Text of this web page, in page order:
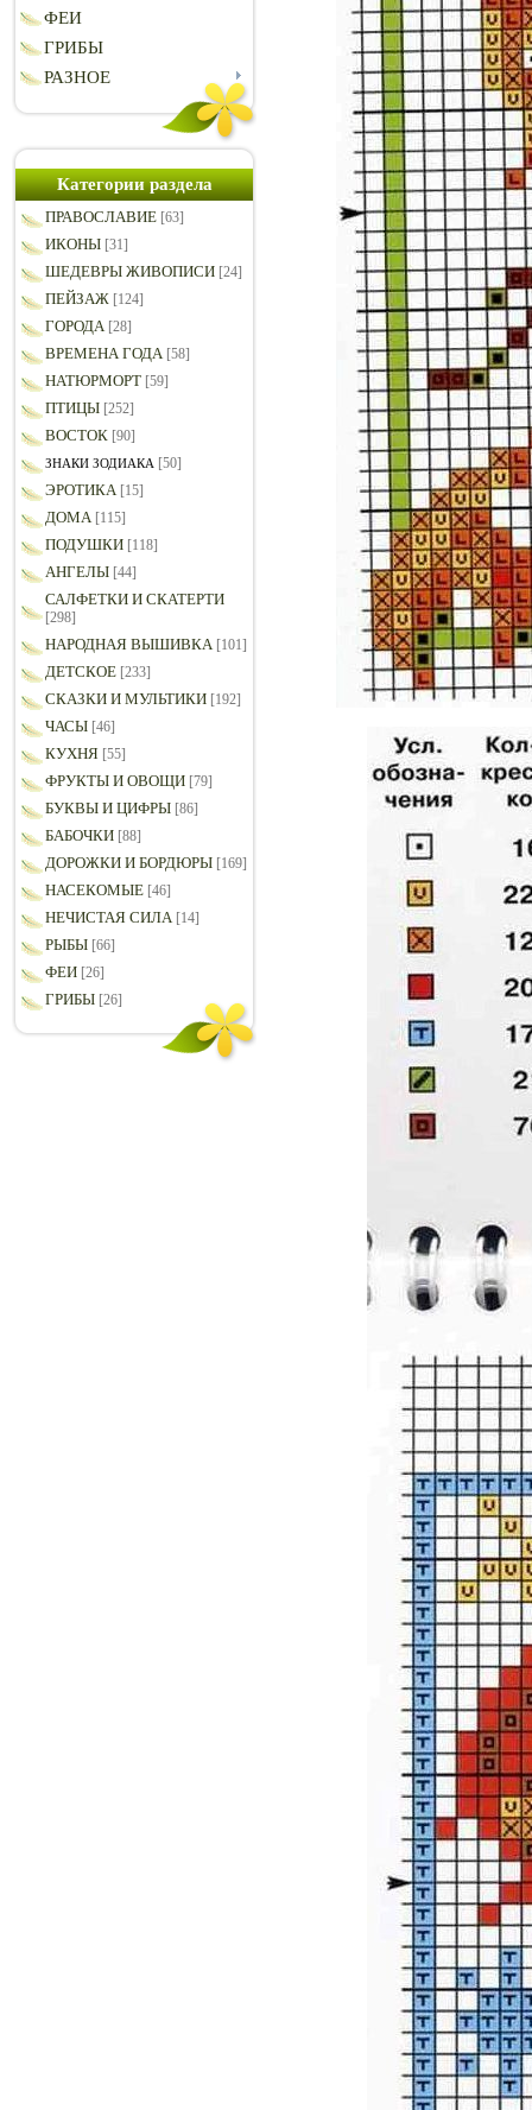
ФЕИ
ГРИБЫ
РАЗНОЕ
Категории раздела
ПРАВОСЛАВИЕ [63]
ИКОНЫ [31]
ШЕДЕВРЫ ЖИВОПИСИ [24]
ПЕЙЗАЖ [124]
ГОРОДА [28]
ВРЕМЕНА ГОДА [58]
НАТЮРМОРТ [59]
ПТИЦЫ [252]
ВОСТОК [90]
ЗНАКИ ЗОДИАКА [50]
ЭРОТИКА [15]
ДОМА [115]
ПОДУШКИ [118]
АНГЕЛЫ [44]
САЛФЕТКИ И СКАТЕРТИ
[298]
НАРОДНАЯ ВЫШИВКА [101]
ДЕТСКОЕ [233]
СКАЗКИ И МУЛЬТИКИ [192]
ЧАСЫ [46]
КУХНЯ [55]
ФРУКТЫ И ОВОЩИ [79]
БУКВЫ И ЦИФРЫ [86]
БАБОЧКИ [88]
ДОРОЖКИ И БОРДЮРЫ [169]
НАСЕКОМЫЕ [46]
НЕЧИСТАЯ СИЛА [14]
РЫБЫ [66]
ФЕИ [26]
ГРИБЫ [26]